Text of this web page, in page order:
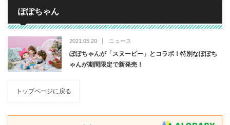
ぽぽちゃん
2021.05.20 ニュース
ぽぽちゃんが「スヌーピー」とコラボ！特別なぽぽち
ゃんが期間限定で新発売！
トップページに戻る